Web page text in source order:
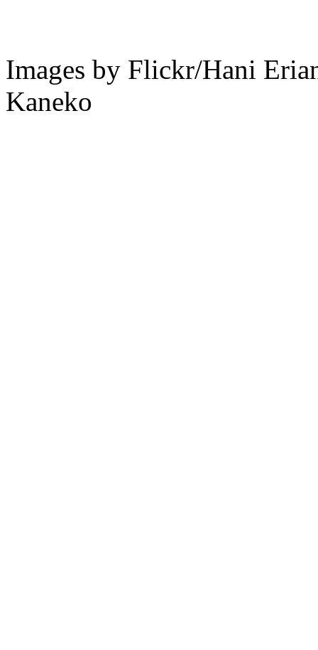
Images by Flickr/Hani
Kaneko